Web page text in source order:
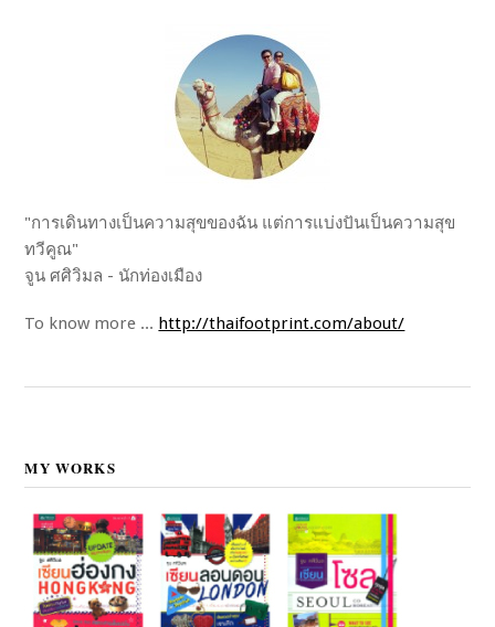
"การเดินทางเป็นความสุขของฉัน แต่การแบ่งปันเป็นความสุข
ทวีคูณ"
จูน ศศิวิมล - นักท่องเมือง
To know more ... http://thaifootprint.com/about/
MY WORKS